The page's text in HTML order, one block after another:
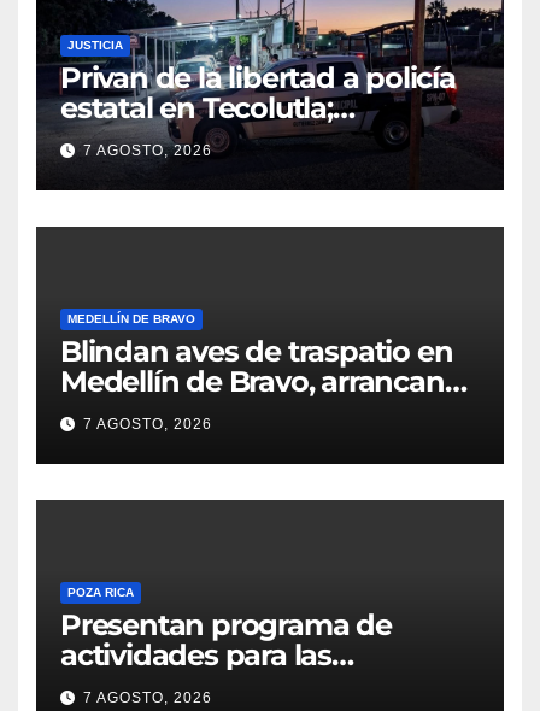
JUSTICIA
Privan de la libertad a policía
estatal en Tecolutla;
despliegan operativo para
localizarlo
7 AGOSTO, 2026
MEDELLÍN DE BRAVO
Blindan aves de traspatio en
Medellín de Bravo, arrancan
vacunación masiva contra el
Newcastle
7 AGOSTO, 2026
POZA RICA
Presentan programa de
actividades para las
juventudes
7 AGOSTO, 2026